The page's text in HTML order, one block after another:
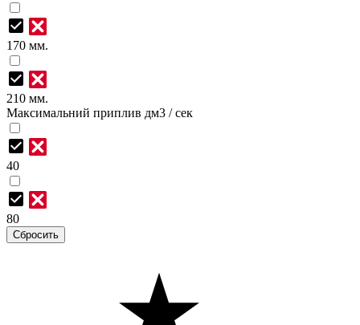
170 мм.
210 мм.
Максимальний приплив дм3 / сек
40
80